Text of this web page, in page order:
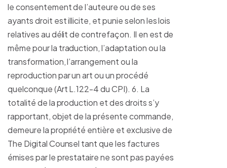
le consentement de l’auteure ou de ses
ayants droit est illicite, et punie selon les lois
relatives au délit de contrefaçon. Il en est de
même pour la traduction, l’adaptation ou la
transformation, l’arrangement ou la
reproduction par un art ou un procédé
quelconque (Art L.122-4 du CPI). 6. La
totalité de la production et des droits s’y
rapportant, objet de la présente commande,
demeure la propriété entière et exclusive de
The Digital Counsel tant que les factures
émises par le prestataire ne sont pas payées